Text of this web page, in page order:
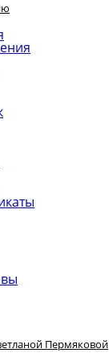
Пермяковой